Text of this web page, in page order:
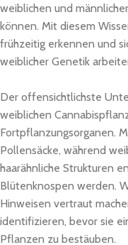
weiblichen und
können. Mit diesem
frühzeitig erkennen und
weiblicher Genetik
Der offensichtlichste
weiblichen
Fortpflanzungsorganen.
Pollensäcke, während
haarähnliche Strukturen
Blütenknospen werden.
Hinweisen vertraut
identifizieren, bevor sie
Pflanzen zu bestäuben.